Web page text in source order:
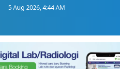
5 Aug 2026, 4:44 AM